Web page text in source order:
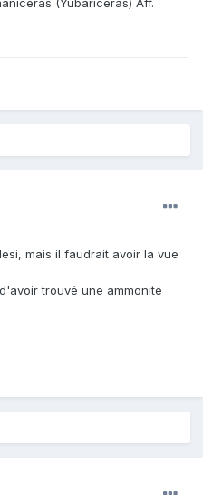
(Yubariceras) Aff.
mais il faudrait avoir la vue
trouvé une ammonite